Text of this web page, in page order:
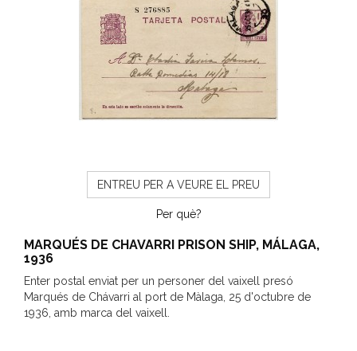
ENTREU PER A VEURE EL PREU
Per què?
MARQUÉS DE CHAVARRI PRISON SHIP, MÁLAGA,
1936
Enter postal enviat per un personer del vaixell presó
Marqués de Chávarri al port de Màlaga, 25 d'octubre de
1936, amb marca del vaixell.